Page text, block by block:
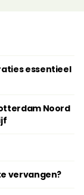
essentieel
Noord
vervangen?